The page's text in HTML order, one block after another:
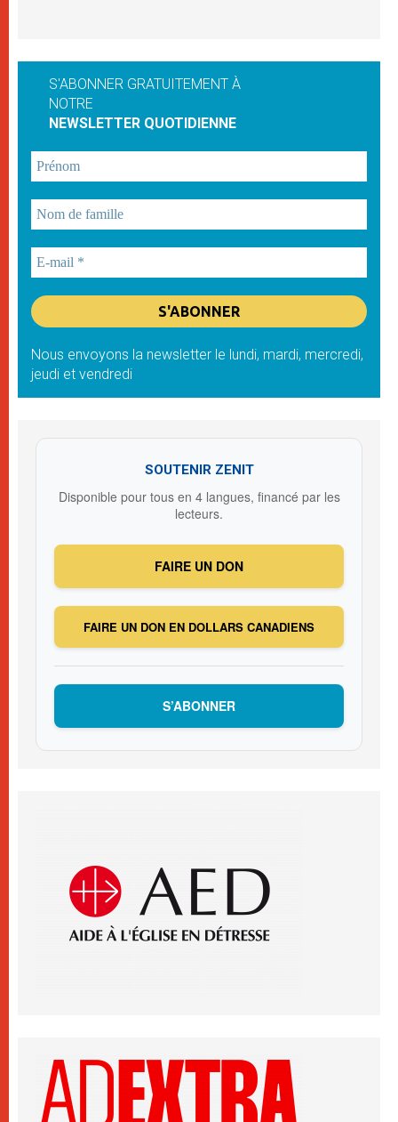
S'ABONNER GRATUITEMENT À
NOTRE
NEWSLETTER QUOTIDIENNE
Nous envoyons la newsletter le lundi, mardi, mercredi,
jeudi et vendredi
SOUTENIR ZENIT
Disponible pour tous en 4 langues, financé par les
lecteurs.
FAIRE UN DON
FAIRE UN DON EN DOLLARS CANADIENS
S’ABONNER